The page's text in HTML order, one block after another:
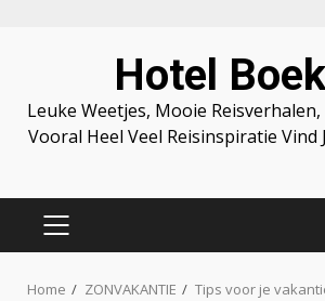
Hotel
Leuke Weetjes, Mooie
Vooral Heel Veel Reisinspiratie Vind
PRIMARY
Home ZONVAKANTIE Tips voor je